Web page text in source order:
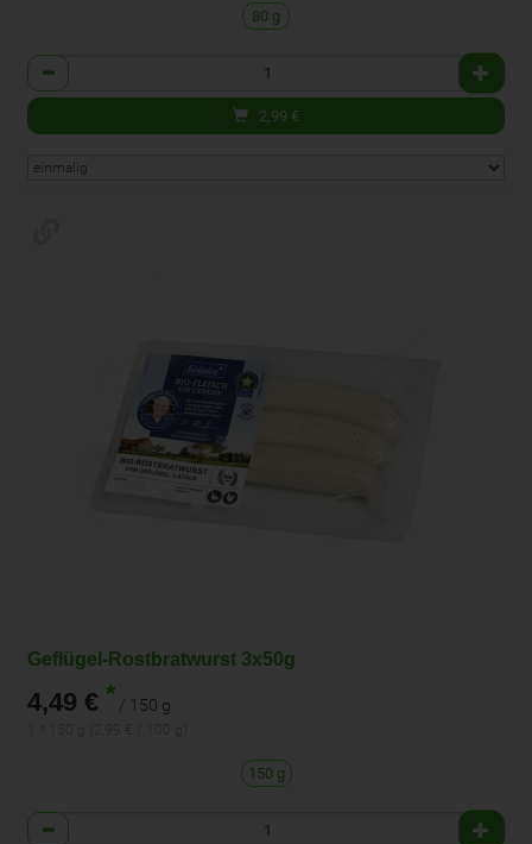
80 g
Anzahl
2,99 €
Geflügel-Rostbratwurst 3x50g
4,49 € * / 150 g
150 g
Anzahl